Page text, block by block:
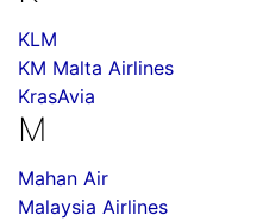
KLM
KM Malta Airlines
KrasAvia
M
Mahan Air
Malaysia Airlines